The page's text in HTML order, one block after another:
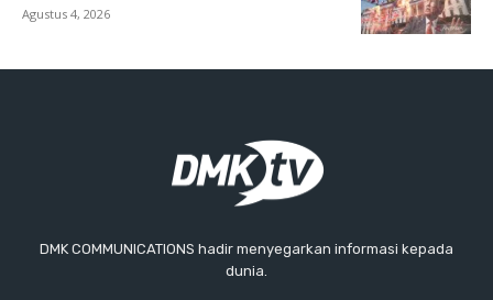
Agustus 4, 2026
DMK COMMUNICATIONS hadir menyegarkan informasi kepada
dunia.